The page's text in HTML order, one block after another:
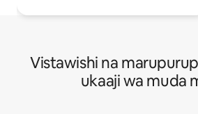
Vistawishi na
ukaaji wa muda